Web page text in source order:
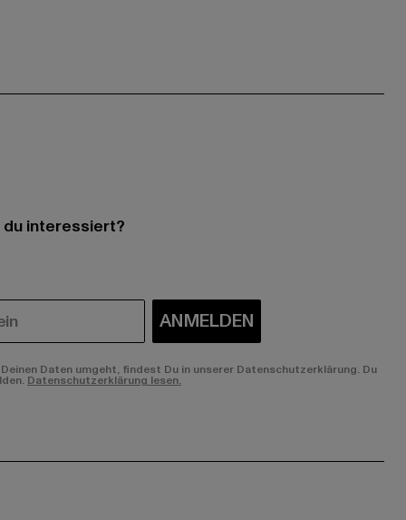
interessiert?
ANMELDEN
Daten umgeht, findest Du in unserer Datenschutzerklärung. Du
Datenschutzerklärung lesen.